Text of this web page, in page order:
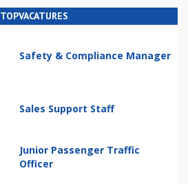
TOPVACATURES
Safety & Compliance Manager
Sales Support Staff
Junior Passenger Traffic
Officer